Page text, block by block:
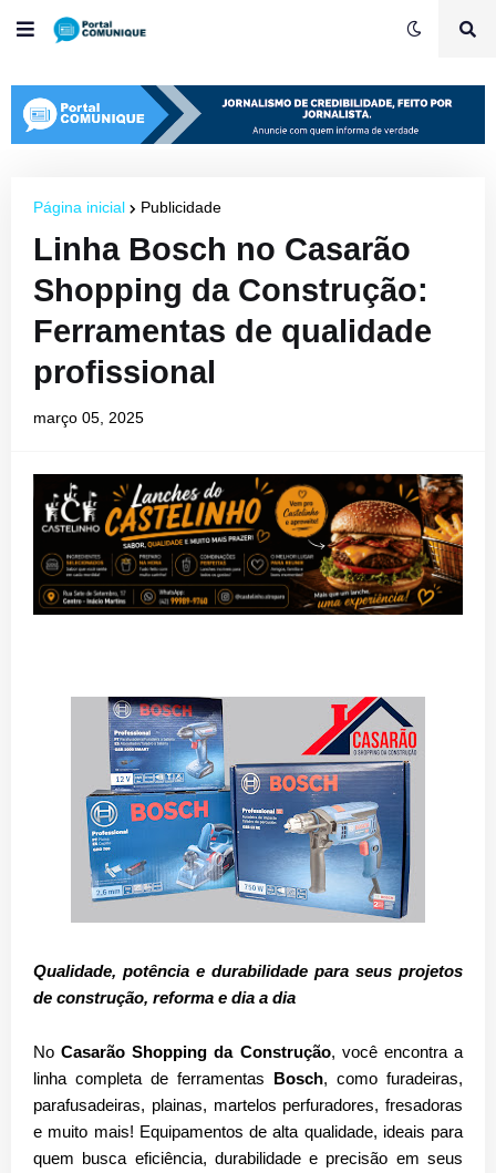
Página inicial Publicidade
Linha Bosch no Casarão
Shopping da Construção:
Ferramentas de qualidade
profissional
março 05, 2025
Qualidade, potência e durabilidade para seus projetos
de construção, reforma e dia a dia
NoCasarão Shopping da Construção, você encontra a
linha completa de ferramentas Bosch, como furadeiras,
parafusadeiras, plainas, martelos perfuradores, fresadoras
e muito mais! Equipamentos de alta qualidade, ideais para
quem busca eficiência, durabilidade e precisão em seus